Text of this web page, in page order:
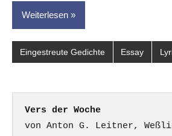
Weiterlesen
Eingestreute Gedichte Essay
Vers der Woche